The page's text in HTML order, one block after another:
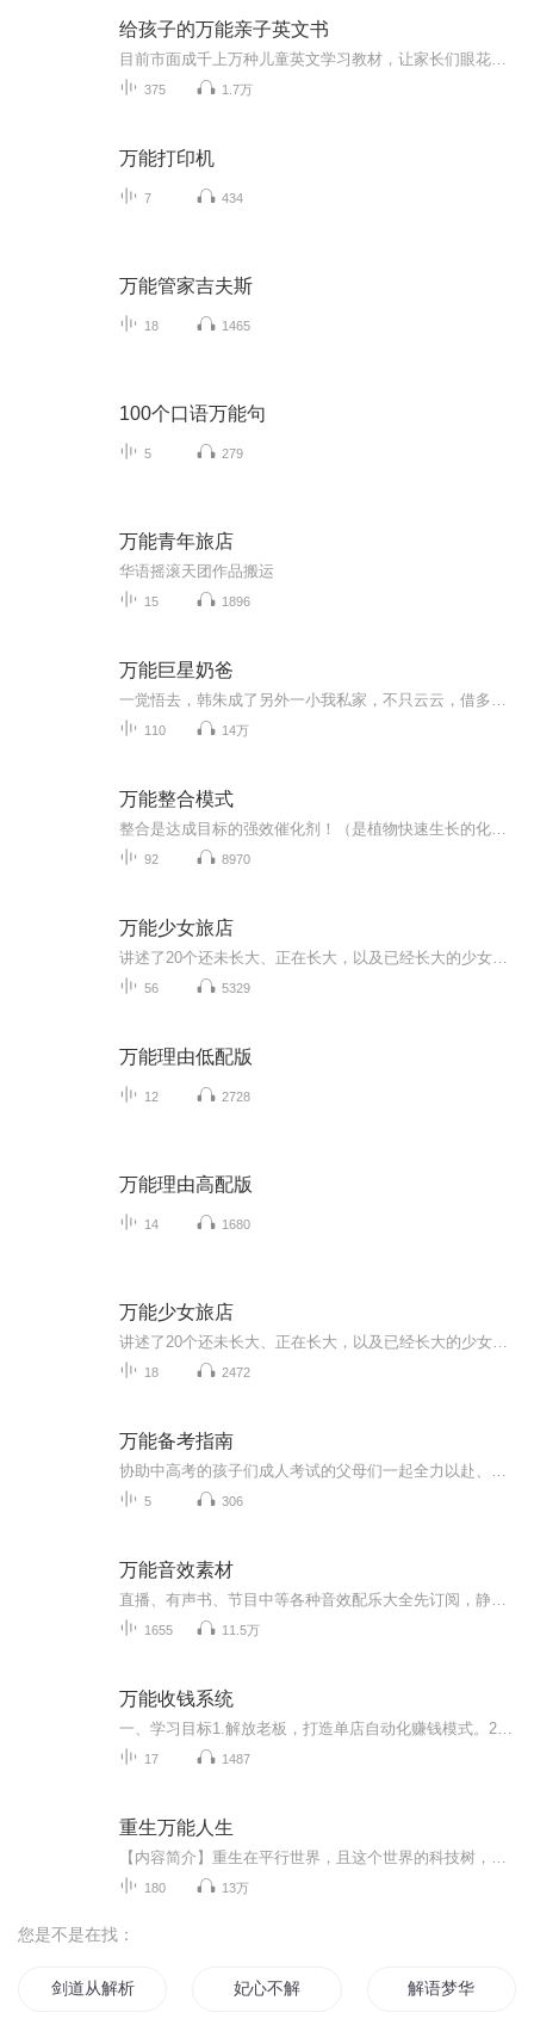
给孩子的万能亲子英文书
375 1.7万
万能打印机
7 434
万能管家吉夫斯
18 1465
100个口语万能句
5 279
万能青年旅店
华语摇滚天团作品搬运
15 1896
万能巨星奶爸
110 14万
万能整合模式
92 8970
万能少女旅店
56 5329
万能理由低配版
12 2728
万能理由高配版
14 1680
万能少女旅店
18 2472
万能备考指南
5 306
万能音效素材
1655 11.5万
万能收钱系统
17 1487
重生万能人生
180 13万
您是不是在找：
剑道从解析开始 妃心不解 解语梦华